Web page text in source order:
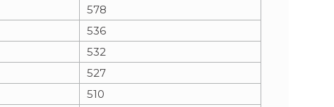
578
536
532
527
510